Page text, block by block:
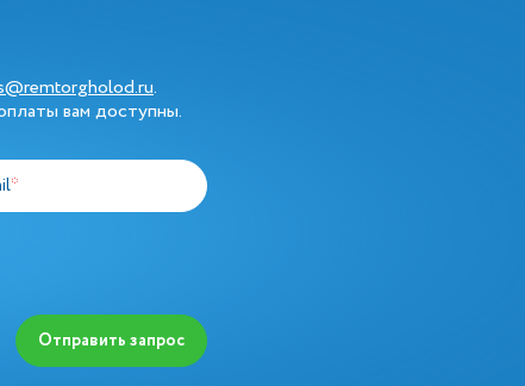
.
вам доступны.
*
Отправить запрос